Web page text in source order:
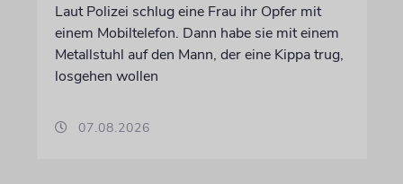
Laut Polizei schlug eine Frau ihr Opfer mit
einem Mobiltelefon. Dann habe sie mit einem
Metallstuhl auf den Mann, der eine Kippa trug,
losgehen wollen
07.08.2026